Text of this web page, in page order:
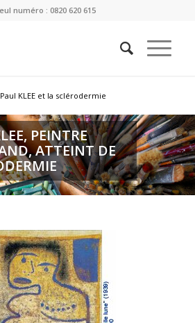
numéro : 0820 620 615
Paul KLEE et la sclérodermie
PEINTRE
ATTEINT DE